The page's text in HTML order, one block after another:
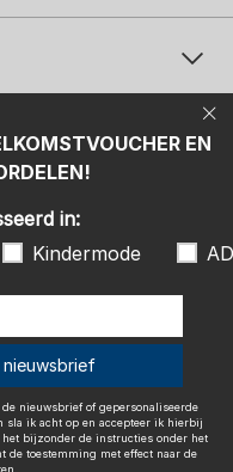
Uw
Aanmelden
om de nieuwsbrief of
GmbH te ontvangen en
instructies en uitleg in de
onder het item
met
EN
in:
Kindermode
nieuwsbrief of gepersonaliseerde
sla ik acht op en accepteer ik hierbij
bijzonder de instructies onder het
de toestemming met effect naar de